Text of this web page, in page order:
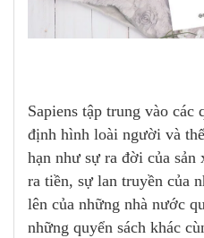
Sapiens tập trung vào các
định hình loài người và
hạn như sự ra đời của
ra tiền, sự lan truyền của
lên của những nhà nước
những quyển sách khác